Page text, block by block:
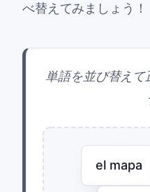
べ替えてみましょう！
単語を並び替えて
el mapa